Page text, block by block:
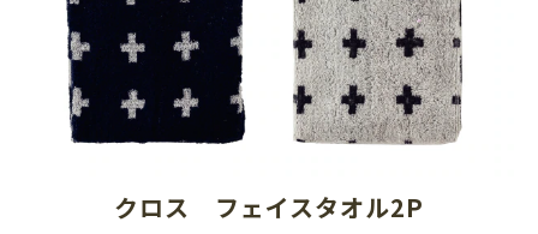
クロス　フェイスタオル2P